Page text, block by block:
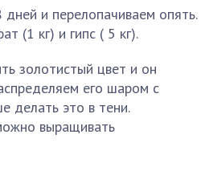
и перелопачиваем опять.
(1 кг) и гипс ( 5 кг).
золотистый цвет и он
его шаром с
делать это в тени.
выращивать